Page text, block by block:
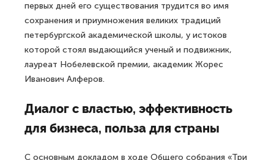
первых дней его существования трудится во имя
сохранения и приумножения великих традиций
петербургской академической школы, у истоков
которой стоял выдающийся ученый и подвижник,
лауреат Нобелевской премии, академик Жорес
Иванович Алферов.
Диалог с властью, эффективность
для бизнеса, польза для страны
С основным докладом в ходе Общего собрания «Три